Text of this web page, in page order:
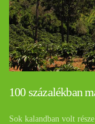
100 százalékban
Sok kalandban volt